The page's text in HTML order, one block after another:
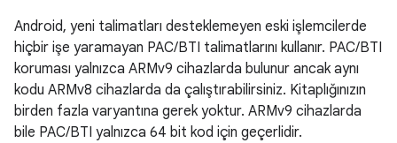
Android, yeni talimatları desteklemeyen eski işlemcilerde
hiçbir işe yaramayan PAC/BTI talimatlarını kullanır. PAC/BTI
koruması yalnızca ARMv9 cihazlarda bulunur ancak aynı
kodu ARMv8 cihazlarda da çalıştırabilirsiniz. Kitaplığınızın
birden fazla varyantına gerek yoktur. ARMv9 cihazlarda
bile PAC/BTI yalnızca 64 bit kod için geçerlidir.